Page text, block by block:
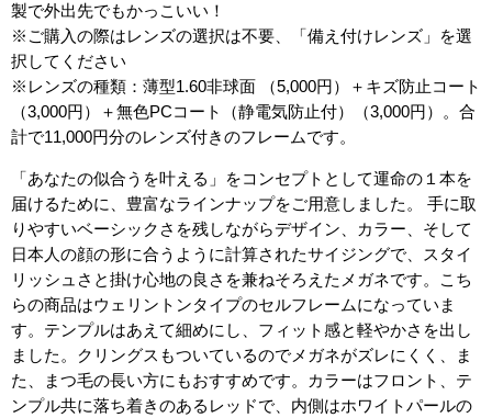
製で外出先でもかっこいい！
※ご購入の際はレンズの選択は不要、「備え付けレンズ」を選
択してください
※レンズの種類：薄型1.60非球面 （5,000円）＋キズ防止コート
（3,000円）＋無色PCコート（静電気防止付）（3,000円）。合
計で11,000円分のレンズ付きのフレームです。
「あなたの似合うを叶える」をコンセプトとして運命の１本を
届けるために、豊富なラインナップをご用意しました。 手に取
りやすいベーシックさを残しながらデザイン、カラー、そして
日本人の顔の形に合うように計算されたサイジングで、スタイ
リッシュさと掛け心地の良さを兼ねそろえたメガネです。こち
らの商品はウェリントンタイプのセルフレームになっていま
す。テンプルはあえて細めにし、フィット感と軽やかさを出し
ました。クリングスもついているのでメガネがズレにくく、ま
た、まつ毛の長い方にもおすすめです。カラーはフロント、テ
ンプル共に落ち着きのあるレッドで、内側はホワイトパールの